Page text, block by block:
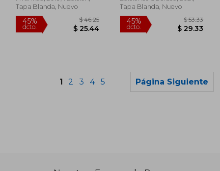
Tapa Blanda, Nuevo
Tapa Blanda, Nuevo
1 2 3 4 5 Página Siguiente